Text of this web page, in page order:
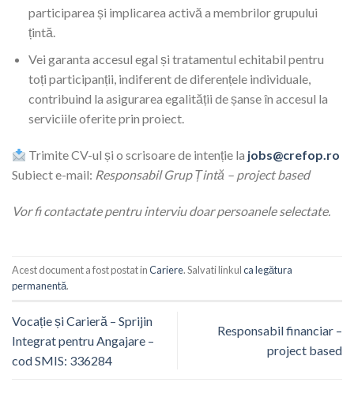
participarea și implicarea activă a membrilor grupului
țintă.
Vei garanta accesul egal și tratamentul echitabil pentru
toți participanții, indiferent de diferențele individuale,
contribuind la asigurarea egalității de șanse în accesul la
serviciile oferite prin proiect.
Trimite CV-ul și o scrisoare de intenție la jobs@crefop.ro
Subiect e-mail: Responsabil Grup Țintă – project based
Vor fi contactate pentru interviu doar persoanele selectate.
Acest document a fost postat inCariere. Salvati linkulca legătura
permanentă.
Vocație și Carieră – Sprijin
Integrat pentru Angajare –
cod SMIS: 336284
Responsabil financiar –
project based